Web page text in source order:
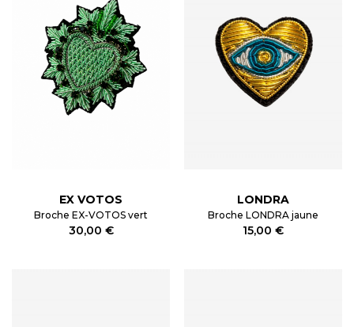
EX VOTOS
Broche EX-VOTOS vert
30,00 €
LONDRA
Broche LONDRA jaune
15,00 €